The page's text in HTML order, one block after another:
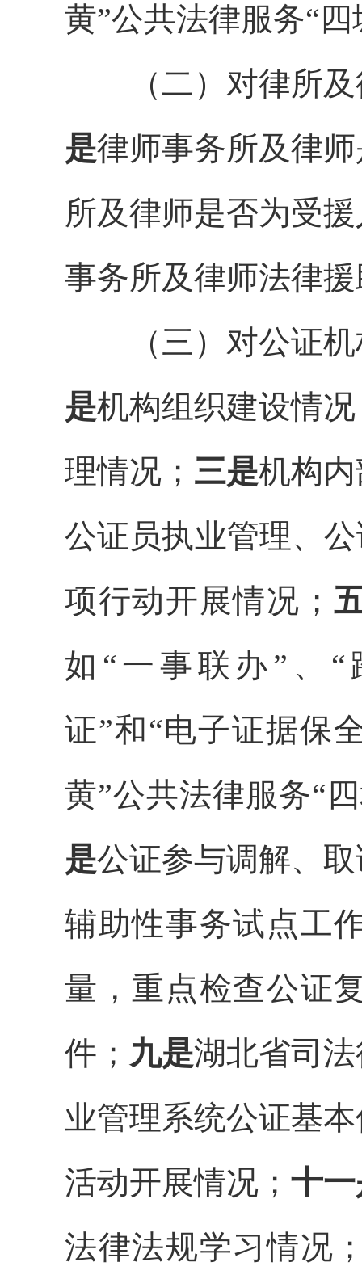
黄”公共法律服务“
（二）对律所
是律师事务所及律
所及律师是否为受
事务所及律师法律
（三）对公证
是机构组织建设情
理情况 ； 三是机构
公证员执业管理、
项行动开展情况；
如 “ 一事联办” 、 “
证”和“电子证据保
黄”公共法律服务“
是公证参与调解、
辅助性事务试点工
量 ，重点检查公证
件 ； 九是湖北省司
业管理系统公证基
活动开展情况 ； 十
法律法规学习情况